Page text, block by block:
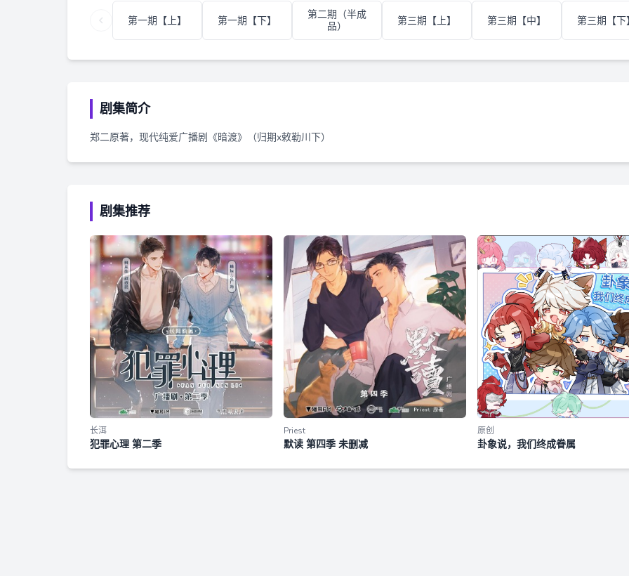
第一期【上】 第一期【下】
第二期（半成
品）
第三期【上】 第三期【中】 第三期【下
剧集简介
郑二原著，现代纯爱广播剧《暗渡》（归期x敕勒川下）
剧集推荐
长洱
犯罪心理 第二季
Priest
默读 第四季 未删减
原创
卦象说，我们终成眷属